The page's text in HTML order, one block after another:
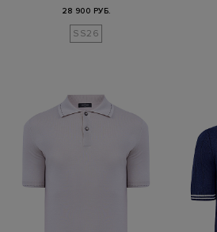
28 900 РУБ.
SS26